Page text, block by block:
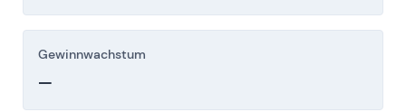
Gewinnwachstum
—